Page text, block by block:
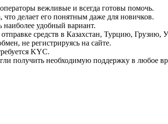
вежливые и всегда готовы помочь.
делает его понятным даже для новичков.
наиболее удобный вариант.
средств в Казахстан, Турцию, Грузию,
не регистрируясь на сайте.
KYC.
получить необходимую поддержку в любое